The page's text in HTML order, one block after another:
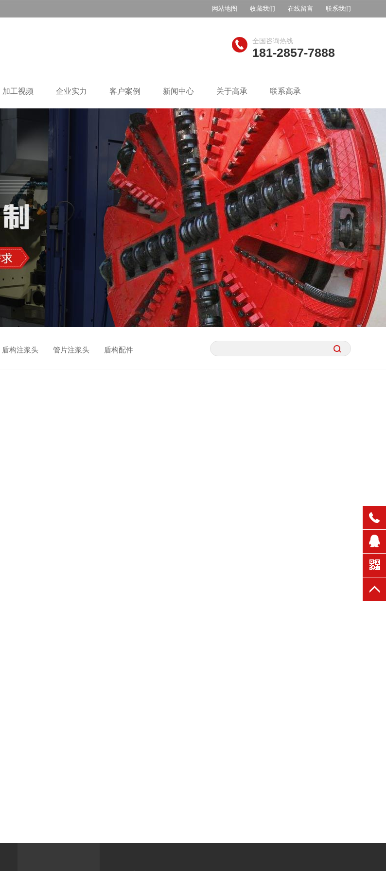
网站地图 收藏我们 在线留言 联系我们
全国咨询热线
181-2857-7888
加工视频 企业实力 客户案例 新闻中心 关于高承 联系高承
注浆头 管片注浆头 盾构配件